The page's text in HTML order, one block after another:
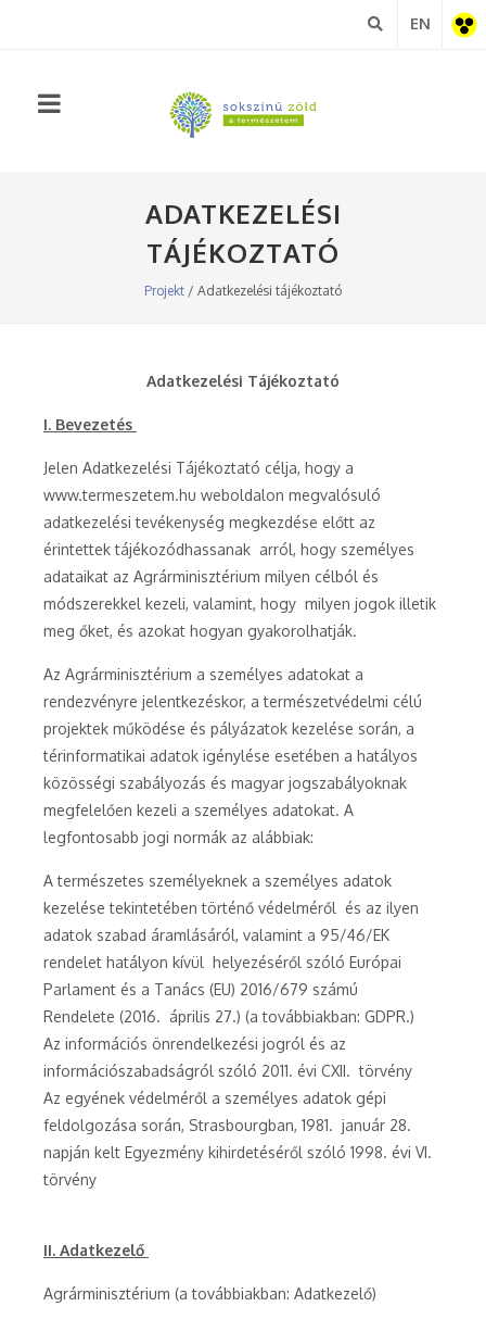
EN
ADATKEZELÉSI
TÁJÉKOZTATÓ
Projekt / Adatkezelési tájékoztató
Adatkezelési Tájékoztató
I. Bevezetés
Jelen Adatkezelési Tájékoztató célja, hogy a
www.termeszetem.hu weboldalon megvalósuló
adatkezelési tevékenység megkezdése előtt az
érintettek tájékozódhassanak arról, hogy személyes
adataikat az Agrárminisztérium milyen célból és
módszerekkel kezeli, valamint, hogy milyen jogok illetik
meg őket, és azokat hogyan gyakorolhatják.
Az Agrárminisztérium a személyes adatokat a
rendezvényre jelentkezéskor, a természetvédelmi célú
projektek működése és pályázatok kezelése során, a
térinformatikai adatok igénylése esetében a hatályos
közösségi szabályozás és magyar jogszabályoknak
megfelelően kezeli a személyes adatokat. A
legfontosabb jogi normák az alábbiak:
A természetes személyeknek a személyes adatok
kezelése tekintetében történő védelméről és az ilyen
adatok szabad áramlásáról, valamint a 95/46/EK
rendelet hatályon kívül helyezéséről szóló Európai
Parlament és a Tanács (EU) 2016/679 számú
Rendelete (2016. április 27.) (a továbbiakban: GDPR.)
Az információs önrendelkezési jogról és az
információszabadságról szóló 2011. évi CXII. törvény
Az egyének védelméről a személyes adatok gépi
feldolgozása során, Strasbourgban, 1981. január 28.
napján kelt Egyezmény kihirdetéséről szóló 1998. évi VI.
törvény
II. Adatkezelő
Agrárminisztérium (a továbbiakban: Adatkezelő)